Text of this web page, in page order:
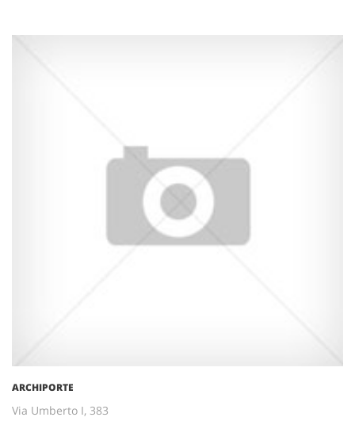
ARCHIPORTE
Via Umberto I, 383